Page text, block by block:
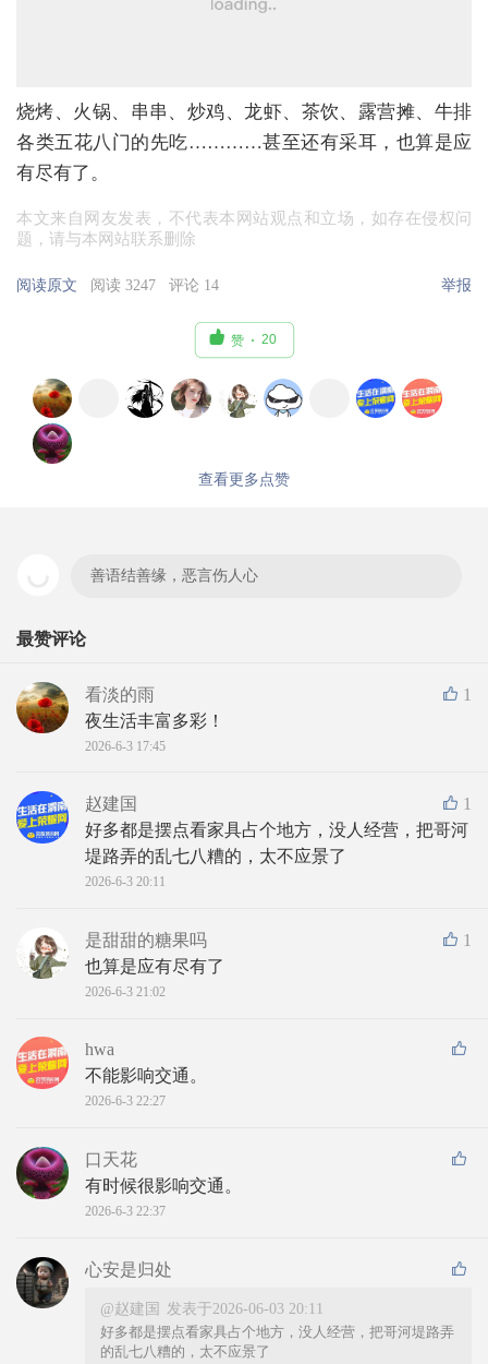
烧烤、火锅、串串、炒鸡、龙虾、茶饮、露营摊、牛排
各类五花八门的先吃…………甚至还有采耳，也算是应
有尽有了。
本文来自网友发表，不代表本网站观点和立场，如存在侵权问
题，请与本网站联系删除
阅读原文 阅读 3247 评论 14 举报
 赞 20
查看更多点赞
善语结善缘，恶言伤人心
最赞评论
1
看淡的雨
夜生活丰富多彩！
2026-6-3 17:45
1
赵建国
好多都是摆点看家具占个地方，没人经营，把哥河
堤路弄的乱七八糟的，太不应景了
2026-6-3 20:11
1
是甜甜的糖果吗
也算是应有尽有了
2026-6-3 21:02
hwa
不能影响交通。
2026-6-3 22:27
口天花
有时候很影响交通。
2026-6-3 22:37
心安是归处
@赵建国
发表于2026-06-03 20:11
好多都是摆点看家具占个地方，没人经营，把哥河堤路弄
的乱七八糟的，太不应景了